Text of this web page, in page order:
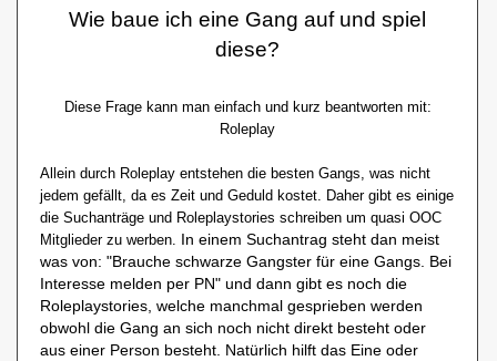
Wie baue ich eine Gang auf und spiel
diese?
Diese Frage kann man einfach und kurz beantworten mit:
Roleplay
Allein durch Roleplay entstehen die besten Gangs, was nicht
jedem gefällt, da es Zeit und Geduld kostet. Daher gibt es einige
die Suchanträge und Roleplaystories schreiben um quasi OOC
Mitglieder zu werben. In einem Suchantrag steht dan meist
was von: "Brauche schwarze Gangster für eine Gangs. Bei
Interesse melden per PN" und dann gibt es noch die
Roleplaystories, welche manchmal gesprieben werden
obwohl die Gang an sich noch nicht direkt besteht oder
aus einer Person besteht. Natürlich hilft das Eine oder